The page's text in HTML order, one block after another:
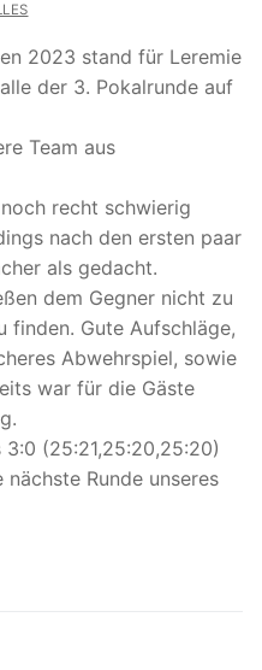
2023 stand für Leremie
der 3. Pokalrunde auf
Team aus
recht schwierig
nach den ersten paar
als gedacht.
dem Gegner nicht zu
finden. Gute Aufschläge,
Abwehrspiel, sowie
war für die Gäste
(25:21,25:20,25:20)
Runde unseres